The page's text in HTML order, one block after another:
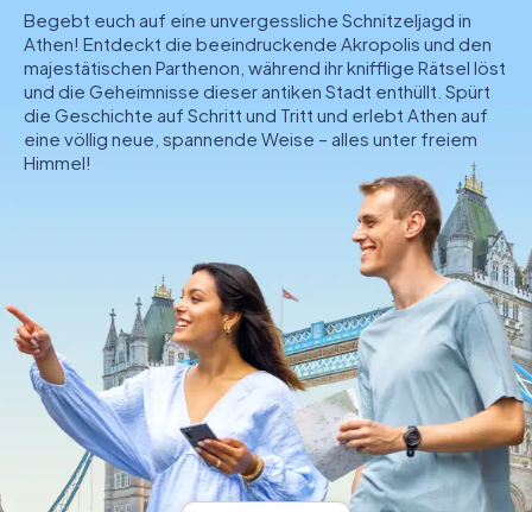
Touren
Teamevent
Tickets
DE
IE
NL
Tickets buchen
Gutscheine bestellen
Begebt euch auf eine unvergessliche Schnitzeljagd in
Athen! Entdeckt die beeindruckende Akropolis und den
majestätischen Parthenon, während ihr knifflige Rätsel löst
und die Geheimnisse dieser antiken Stadt enthüllt. Spürt
die Geschichte auf Schritt und Tritt und erlebt Athen auf
eine völlig neue, spannende Weise – alles unter freiem
Himmel!